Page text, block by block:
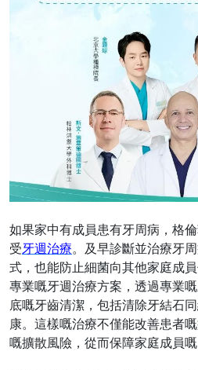
如果家中有成員患有牙周病，格
受牙週治療。及早診斷並治療牙
式，也能防止細菌向其他家庭成
專業嘅牙週治療方案，透過專業
底嘅牙齒清潔，包括清除牙結石
康。這樣嘅治療不僅能改善患者
嘅擴散風險，從而保障家庭成員嘅